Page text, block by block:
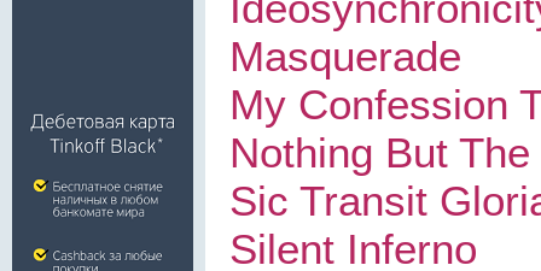
Masquerade
My Confession
Nothing But
Sic Transit
Silent Inferno